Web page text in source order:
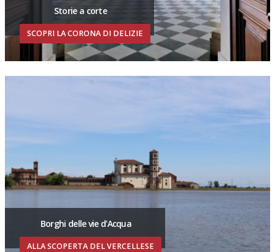
Storie a corte
SCOPRI LA CORONA DI DELIZIE
Borghi delle vie d'Acqua
ALLA SCOPERTA DEL VERCELLESE